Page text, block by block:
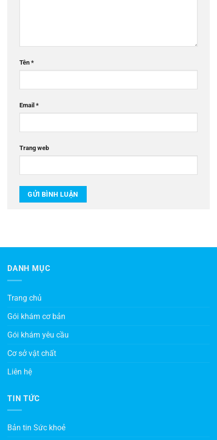
Tên *
Email *
Trang web
DANH MỤC
Trang chủ
Gói khám cơ bản
Gói khám yêu cầu
Cơ sở vật chất
Liên hệ
TIN TỨC
Bản tin Sức khoẻ